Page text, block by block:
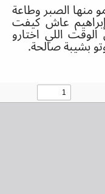
منها الصبر وطاعة
عاش كيفت
اللي اختارو
بشيبة صالحة.